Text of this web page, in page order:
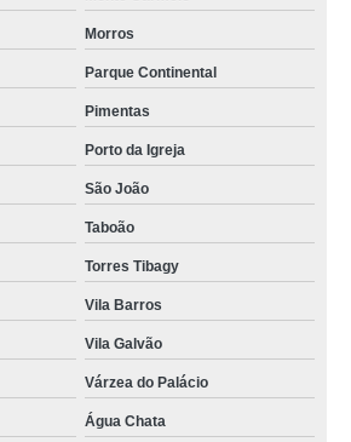
Morros
Parque Continental
Pimentas
Porto da Igreja
São João
Taboão
Torres Tibagy
Vila Barros
Vila Galvão
Várzea do Palácio
Água Chata